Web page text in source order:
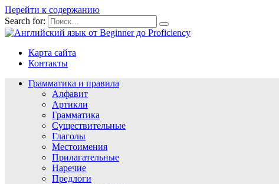
Перейти к содержанию
Search for:
Карта сайта
Контакты
Грамматика и правила
Алфавит
Артикли
Грамматика
Существительные
Глаголы
Местоимения
Прилагательные
Наречие
Предлоги